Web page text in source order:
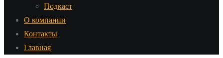
Подкаст
О компании
Контакты
Главная